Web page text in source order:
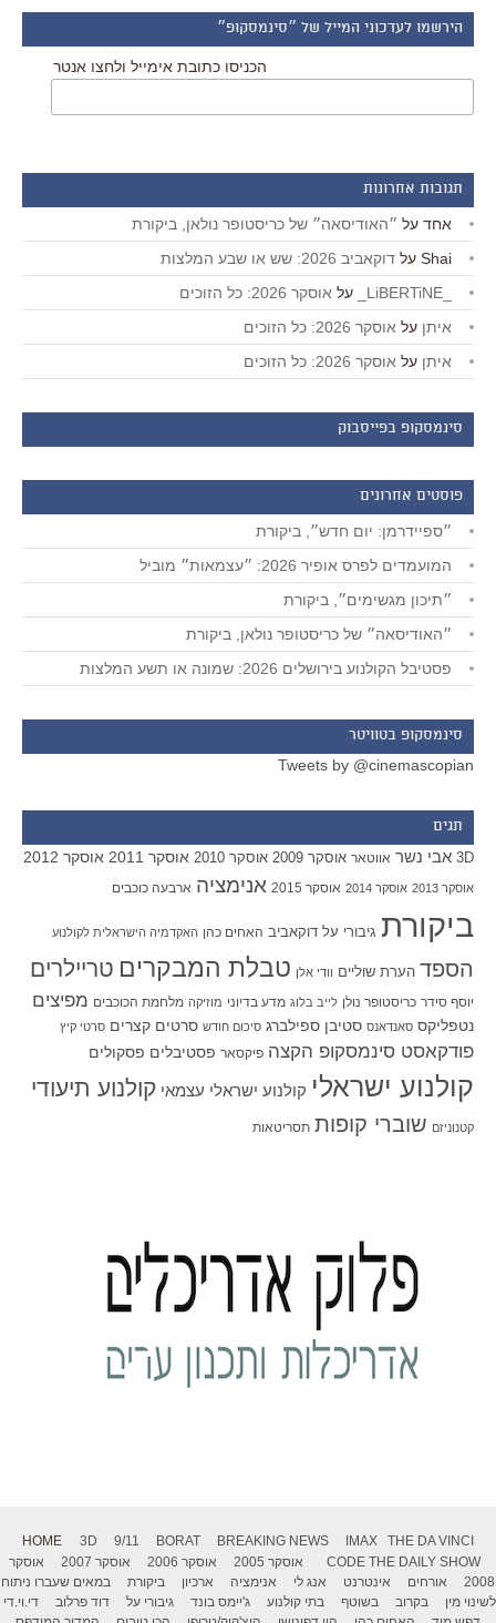
הירשמו לעדכוני המייל של ״סינמסקופ״
הכניסו כתובת אימייל ולחצו אנטר
תגובות אחרונות
אחד על ״האודיסאה״ של כריסטופר נולאן, ביקורת
Shai על דוקאביב 2026: שש או שבע המלצות
על אוסקר 2026: כל הזוכים
איתן על אוסקר 2026: כל הזוכים
איתן על אוסקר 2026: כל הזוכים
סינמסקופ בפייסבוק
פוסטים אחרונים
״ספיידרמן: יום חדש״, ביקורת
המועמדים לפרס אופיר 2026: ״עצמאות״ מוביל
״תיכון מגשימים״, ביקורת
״האודיסאה״ של כריסטופר נולאן, ביקורת
פסטיבל הקולנוע בירושלים 2026: שמונה או תשע המלצות
סינמסקופ בטוויטר
Tweets by @cinemascopian
תגים
3D אבי נשר אווטאר אוסקר 2009 אוסקר 2010 אוסקר 2011 אוסקר 2012
אוסקר 2013 אוסקר 2014 אוסקר 2015 אנימציה ארבעה כוכבים
ביקורת גיבורי על דוקאביב האחים כהן האקדמיה הישראלית לקולנוע
הספד הערת שוליים וודי אלן טבלת המבקרים טריילרים
יוסף סידר כריסטופר נולן לייב בלוג מדע בדיוני מוזיקה מלחמת הכוכבים מפיצים
נטפליקס סאנדאנס סטיבן ספילברג סיכום חודש סרטים קצרים סרטי קיץ
פודקאסט סינמסקופ הקצה פיקסאר פסטיבלים פסקולים
קולנוע ישראלי קולנוע ישראלי עצמאי קולנוע תיעודי
קטנוניזם שוברי קופות תסריטאות
HOME 3D 9/11 BORAT BREAKING NEWS IMAX
THE DA VINCI
CODE THE DAILY SHOW אוסקר 2005 אוסקר 2006 אוסקר 2007
אוסקר
2008
אורחים אינטרנט אנג לי אנימציה ארכיון ביקורת
במאים שעברו ניתוח
לשינוי מין
בקרוב בשוטף בתי קולנוע ג'יימס בונד גיבורי על דוד פרלוב
די.וי.די